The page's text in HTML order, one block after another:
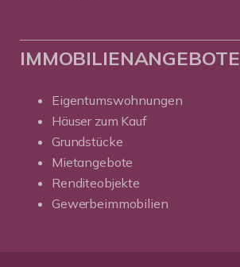
IMMOBILIENANGEBOTE
Eigentumswohnungen
Häuser zum Kauf
Grundstücke
Mietangebote
Renditeobjekte
Gewerbeimmobilien